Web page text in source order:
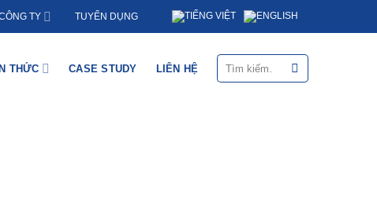
TY TUYỂN DỤNG
THỨC CASE STUDY LIÊN HỆ
Tìm
kiếm: